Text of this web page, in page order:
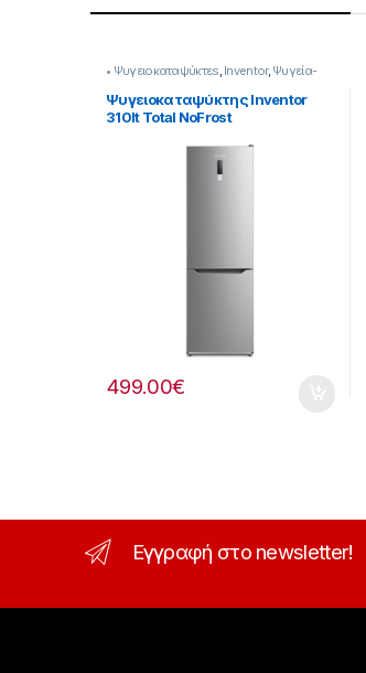
• Ψυγειοκαταψύκτεs Inventor, Ψυγεία-
Ψύξη
Ψυγειοκαταψύκτης Inventor
310lt Total NoFrost
499.00€
Εγγραφή στο newsletter!